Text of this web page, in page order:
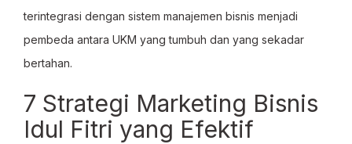
terintegrasi dengan sistem manajemen bisnis menjadi
pembeda antara UKM yang tumbuh dan yang sekadar
bertahan.
7 Strategi Marketing Bisnis
Idul Fitri yang Efektif